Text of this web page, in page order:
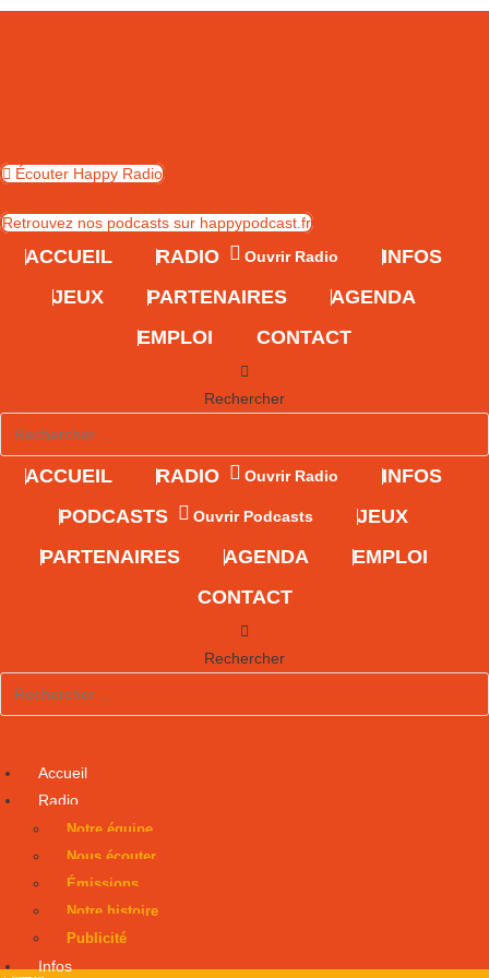
Skip
Écouter Happy Radio
Retrouvez nos podcasts sur happypodcast.fr
ACCUEIL RADIO Ouvrir Radio
INFOS
JEUX
PARTENAIRES
AGENDA
EMPLOI
CONTACT
Rechercher
ACCUEIL RADIO Ouvrir Radio
INFOS
PODCASTS
Ouvrir Podcasts
JEUX
PARTENAIRES
AGENDA
EMPLOI
CONTACT
Rechercher
Accueil
Radio
Notre équipe
Nous écouter
Émissions
Notre histoire
Publicité
Infos